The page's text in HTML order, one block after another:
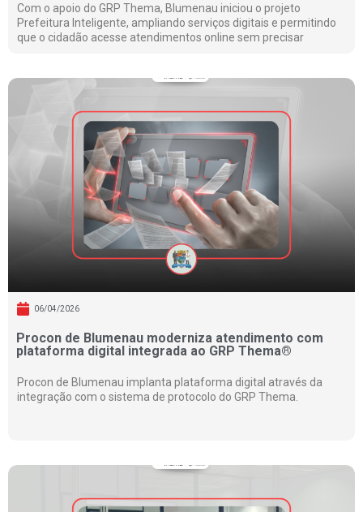
Com o apoio do GRP Thema, Blumenau iniciou o projeto
Prefeitura Inteligente, ampliando serviços digitais e permitindo
que o cidadão acesse atendimentos online sem precisar
06/04/2026
Procon de Blumenau moderniza atendimento com
plataforma digital integrada ao GRP Thema®
Procon de Blumenau implanta plataforma digital através da
integração com o sistema de protocolo do GRP Thema.